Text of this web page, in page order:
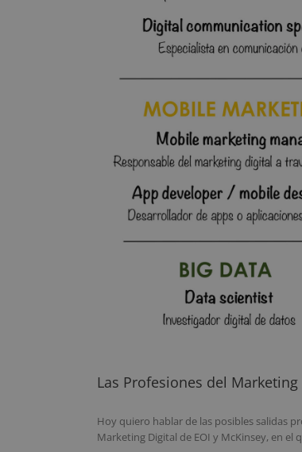
Las Profesiones del
Hoy quiero hablar de las posibles salidas
Marketing Digital de EOI y McKinsey, en